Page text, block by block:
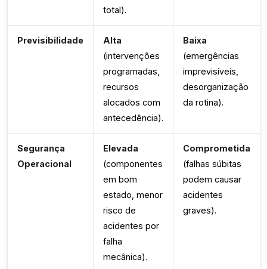
total).
Previsibilidade
Alta
(intervenções
programadas,
recursos
alocados com
antecedência).
Baixa
(emergências
imprevisíveis,
desorganização
da rotina).
Segurança
Operacional
Elevada
(componentes
em bom
estado, menor
risco de
acidentes por
falha
mecânica).
Comprometida
(falhas súbitas
podem causar
acidentes
graves).